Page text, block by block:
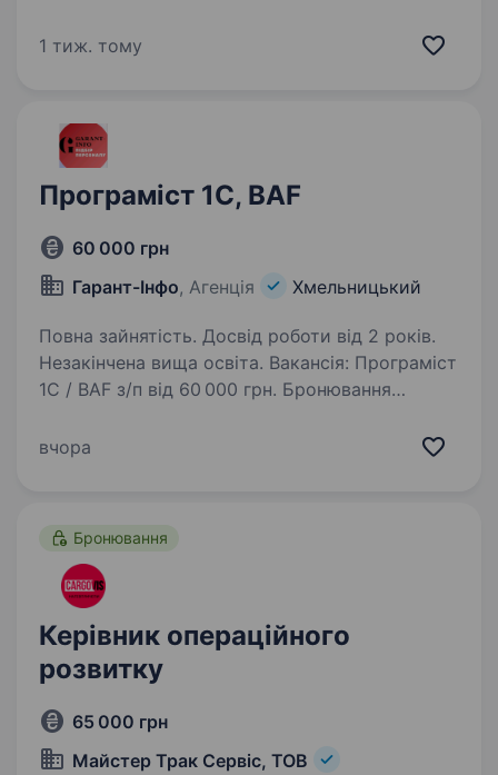
Робота на офісі. ПП «ПАТМОС» —
бізнес-процеси за допомогою сучасних AI-
технологій…
1 тиж. тому
Програміст 1С, BAF
60 000 грн
Гарант-Інфо, Агенція Хмельницький
Повна зайнятість. Досвід роботи від 2 років.
Незакінчена вища освіта. Вакансія: Програміст
1С / BAF з/п від 60 000 грн. Бронювання
на розвиток продукту, а не просто підтримка
вчора
Бронювання
Керівник операційного
розвитку
65 000 грн
Майстер Трак Сервіс, ТОВ